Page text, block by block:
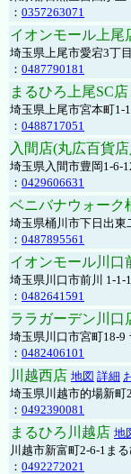
： 0357263071
イオンモール上尾
埼玉県上尾市愛宕3丁
： 0487790181
まるひろ上尾SC店
埼玉県上尾市宮本町
： 0488717051
入間店(丸広百貨
埼玉県入間市豊岡1-6-
： 0429606631
ベニバナウォーク
埼玉県桶川市下日出
： 0487895561
イオンモール川口
埼玉県川口市前川 1-1-
： 0482641591
ララガーデン川口
埼玉県川口市宮町18-9
： 0482406101
川越西店 地図 詳細
埼玉県川越市的場新町
： 0492390081
まるひろ川越店 地
川越市新富町2-6-1ま
： 0492272021